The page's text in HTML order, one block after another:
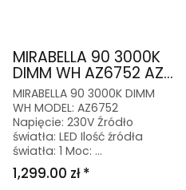
MIRABELLA 90 3000K
DIMM WH AZ6752 AZ...
MIRABELLA 90 3000K DIMM
WH MODEL: AZ6752
Napięcie: 230V Źródło
światła: LED Ilość źródła
światła: 1 Moc: ...
1,299.00 zł *